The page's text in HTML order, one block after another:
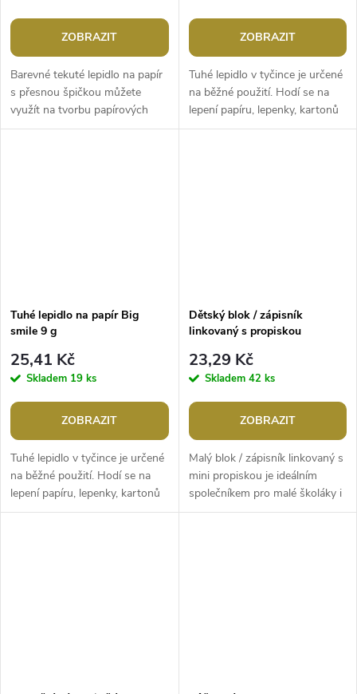
ZOBRAZIT
Barevné tekuté lepidlo na papír
s přesnou špičkou můžete
využít na tvorbu papírových
koláží, dekorací či při výrobě
ZOBRAZIT
Tuhé lepidlo v tyčince je určené
na běžné použití. Hodí se na
lepení papíru, lepenky, kartonů
a fotek. Má vysunovací
Tuhé lepidlo na papír Big
smile 9 g
25,41 Kč
Skladem 19 ks
ZOBRAZIT
Tuhé lepidlo v tyčince je určené
na běžné použití. Hodí se na
lepení papíru, lepenky, kartonů
a fotek. Má vysunovací
Dětský blok / zápisník
linkovaný s propiskou
23,29 Kč
Skladem 42 ks
ZOBRAZIT
Malý blok / zápisník linkovaný s
mini propiskou je ideálním
společníkem pro malé školáky i
kreativce. Linkované stránky